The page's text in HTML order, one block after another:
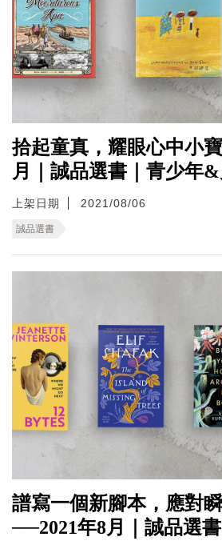
拾起童真，耀眼心中小
月｜誠品選書｜青少年
上架日期 2021/08/06
誠品選書
譜寫一個新腳本，應對
──2021年8月｜誠品選